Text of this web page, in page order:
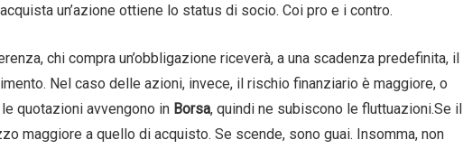
un’azione ottiene lo status di socio. Coi pro e i contro.
chi compra un’obbligazione riceverà, a una scadenza predefinita, il
Nel caso delle azioni, invece, il rischio finanziario è maggiore, o
quotazioni avvengono in Borsa, quindi ne subiscono le fluttuazioni.Se il
maggiore a quello di acquisto. Se scende, sono guai. Insomma, non